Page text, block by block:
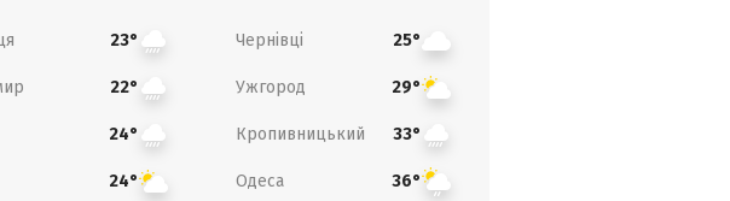
23° Чернівці 25°
22° Ужгород 29°
24° Кропивницький 33°
24° Одеса 36°